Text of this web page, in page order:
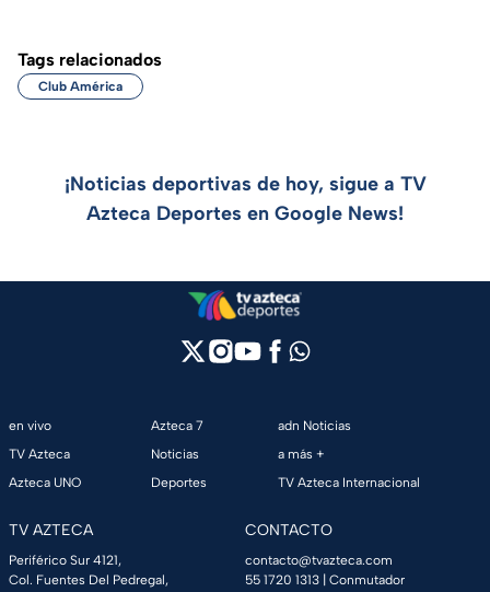
Tags relacionados
Club América
¡Noticias deportivas de hoy, sigue a TV
Azteca Deportes en Google News!
en vivo
TV Azteca
Azteca UNO
Azteca 7
Noticias
Deportes
adn Noticias
a más +
TV Azteca Internacional
TV AZTECA
Periférico Sur 4121,
Col. Fuentes Del Pedregal,
CONTACTO
contacto@tvazteca.com
55 1720 1313 | Conmutador